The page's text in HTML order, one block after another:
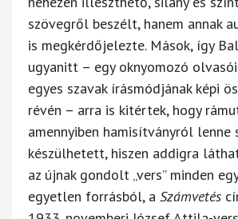
szövegről beszélt, hanem annak
is megkérdőjelezte. Mások, így
ugyanitt – egy oknyomozó
egyes szavak írásmódjának képi
révén – arra is kitértek, hogy
amennyiben hamisítványról lenne
készülhetett, hiszen addigra
az újnak gondolt „vers” minden
egyetlen forrásból, a Számvetés